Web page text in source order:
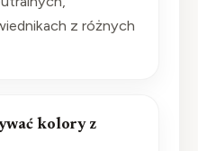
z różnych
kolory z